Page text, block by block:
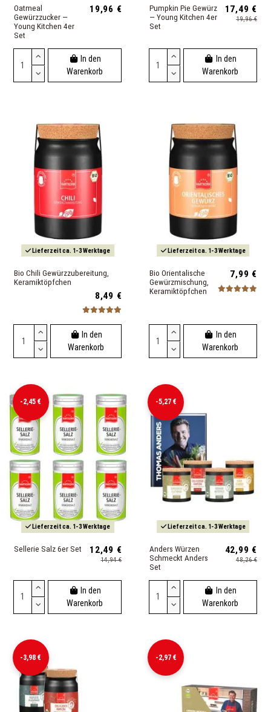
Oatmeal
Gewürzzucker —
Young Kitchen 4er
Set
19,96 €
In den
Warenkorb
Pumpkin Pie Gewürz
— Young Kitchen 4er
Set
17,49 €
19,96 €
In den
Warenkorb
Lieferzeit ca. 1-3 Werktage
Bio Chili Gewürzzubereitung,
Keramiktöpfchen
8,49 €
In den
Warenkorb
Lieferzeit ca. 1-3 Werktage
Bio Orientalische
Gewürzmischung,
Keramiktöpfchen
7,99 €
In den
Warenkorb
-2,45 €
Lieferzeit ca. 1-3 Werktage
Sellerie Salz 6er Set 12,49 €
14,94 €
In den
Warenkorb
-5,27 €
Lieferzeit ca. 1-3 Werktage
Anders Würzen
Schmeckt Anders
Set
42,99 €
48,26 €
In den
Warenkorb
-3,98 € -2,97 €